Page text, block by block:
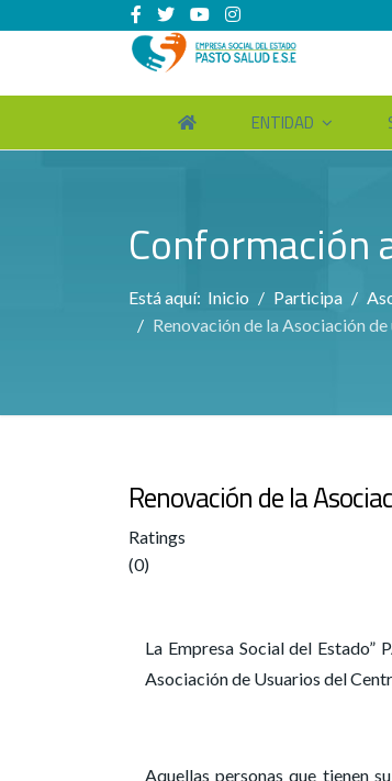
ENTIDAD
Conformación
Está aquí: Inicio Participa
Renovación de la Asociación
Renovación de la
Ratings
(0)
La Empresa Social del
Asociación de Usuarios del
Aquellas personas que tienen